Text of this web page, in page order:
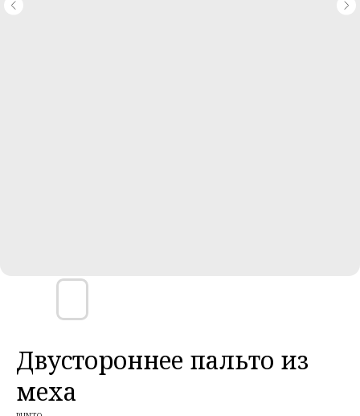
Двустороннее пальто из
меха